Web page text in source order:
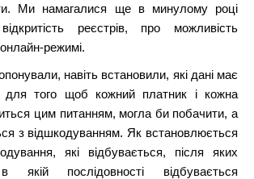
Ми намагалися ще в минулому році
реєстрів, про можливість
режимі.
навіть встановили, які дані має
для того щоб кожний платник і кожна
цим питанням, могла би побачити, а
з відшкодуванням. Як встановлюється
які відбувається, після яких
послідовності відбувається